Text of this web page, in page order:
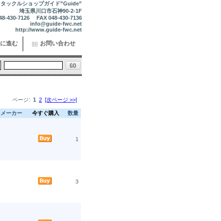
タックルショップガイド”Guide”
埼玉県川口市石神90-2-1F
430-7126 FAX 048-430-7136
info@guide-fwc.net
http://www.guide-fwc.net
進む お問い合わせ
ページ: 1 2 [次ページ >>]
メーカー 今すぐ購入 数量
1
3